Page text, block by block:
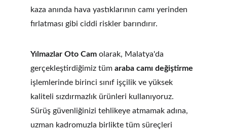
kaza anında hava yastıklarının camı yerinden
fırlatması gibi ciddi riskler barındırır.
Yılmazlar Oto Cam olarak, Malatya'da
gerçekleştirdiğimiz tüm araba camı değiştirme
işlemlerinde birinci sınıf işçilik ve yüksek
kaliteli sızdırmazlık ürünleri kullanıyoruz.
Sürüş güvenliğinizi tehlikeye atmamak adına,
uzman kadromuzla birlikte tüm süreçleri